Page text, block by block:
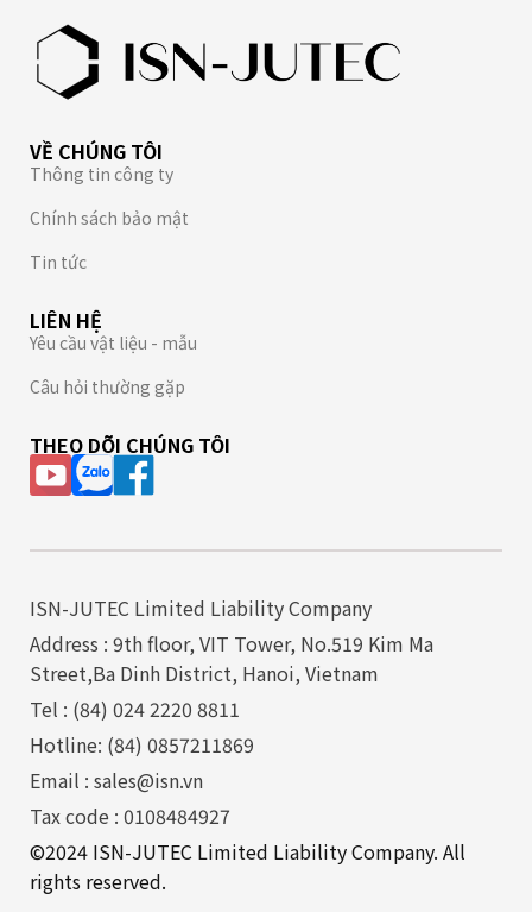
VỀ CHÚNG TÔI
Thông tin công ty
Chính sách bảo mật
Tin tức
LIÊN HỆ
Yêu cầu vật liệu - mẫu
Câu hỏi thường gặp
THEO DÕI CHÚNG TÔI
ISN-JUTEC Limited Liability Company
Address : 9th floor, VIT Tower, No.519 Kim Ma
Street,Ba Dinh District, Hanoi, Vietnam
Tel : (84) 024 2220 8811
Hotline: (84) 0857211869
Email : sales@isn.vn
Tax code : 0108484927
©2024 ISN-JUTEC Limited Liability Company. All
rights reserved.